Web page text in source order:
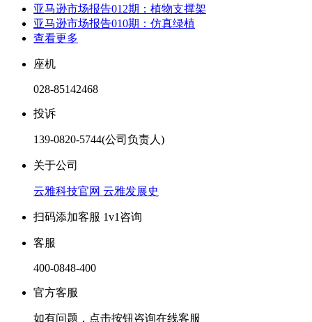
亚马逊市场报告012期：植物支撑架
亚马逊市场报告010期：仿真绿植
查看更多
座机
028-85142468
投诉
139-0820-5744(公司负责人)
关于公司
云雅科技官网 云雅发展史
扫码添加客服 1v1咨询
客服
400-0848-400
官方客服
如有问题，点击按钮咨询在线客服